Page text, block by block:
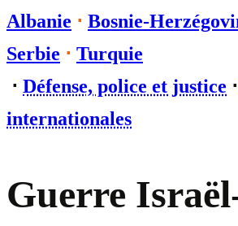
Albanie ⋅ Bosnie-
Serbie ⋅ Turquie
⋅ Défense, police et justice ⋅
internationales
Guerre